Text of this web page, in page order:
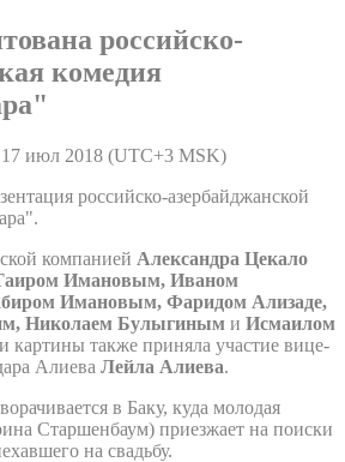
российско-
комедия
июл 2018 (UTC+3 MSK)
российско-азербайджанской
компанией Александра Цекало
Имановым, Иваном
Имановым, Фаридом Ализаде,
Николаем Булыгиным и Исмаилом
картины также приняла участие вице-
Алиева Лейла Алиева.
в Баку, куда молодая
Старшенбаум) приезжает на поиски
на свадьбу.